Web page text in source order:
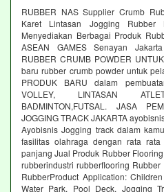
RUBBER NAS Supplier Crumb
Karet Lintasan Jogging Rubber
Menyediakan Berbagai Produk
ASEAN GAMES Senayan
RUBBER CRUMB POWDER
baru rubber crumb powder untuk
PRODUK BARU dalam
VOLLEY, LINTASAN
BADMINTON,FUTSAL. JASA
JOGGING TRACK JAKARTA
Ayobisnis Jogging track dalam
fasilitas olahraga dengan rata
panjang Jual Produk Rubber
rubberindustri rubberflooring
RubberProduct Application:
Water Park, Pool Deck, Jogging